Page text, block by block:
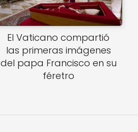
El Vaticano compartió
las primeras imágenes
del papa Francisco en su
féretro